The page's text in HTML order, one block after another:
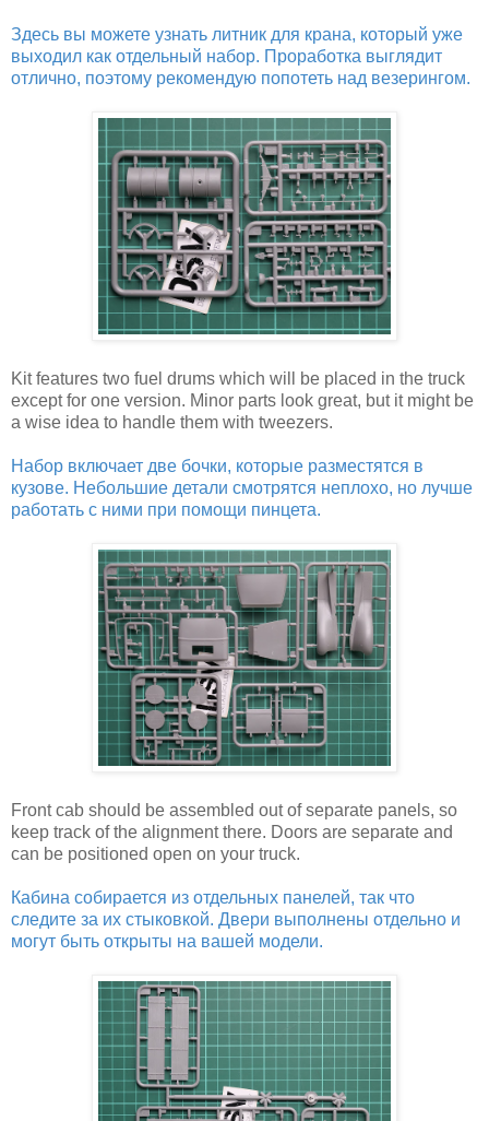
Здесь вы можете узнать литник для крана, который уже
выходил как отдельный набор. Проработка выглядит
отлично, поэтому рекомендую попотеть над везерингом.
Kit features two fuel drums which will be placed in the truck
except for one version. Minor parts look great, but it might be
a wise idea to handle them with tweezers.
Набор включает две бочки, которые разместятся в
кузове. Небольшие детали смотрятся неплохо, но лучше
работать с ними при помощи пинцета.
Front cab should be assembled out of separate panels, so
keep track of the alignment there. Doors are separate and
can be positioned open on your truck.
Кабина собирается из отдельных панелей, так что
следите за их стыковкой. Двери выполнены отдельно и
могут быть открыты на вашей модели.